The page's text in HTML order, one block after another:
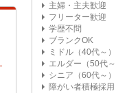
主婦・主夫歓迎
フリーター歓迎
学歴不問
ブランクOK
ミドル（40代～
エルダー（50代
シニア（60代～
障がい者積極採用